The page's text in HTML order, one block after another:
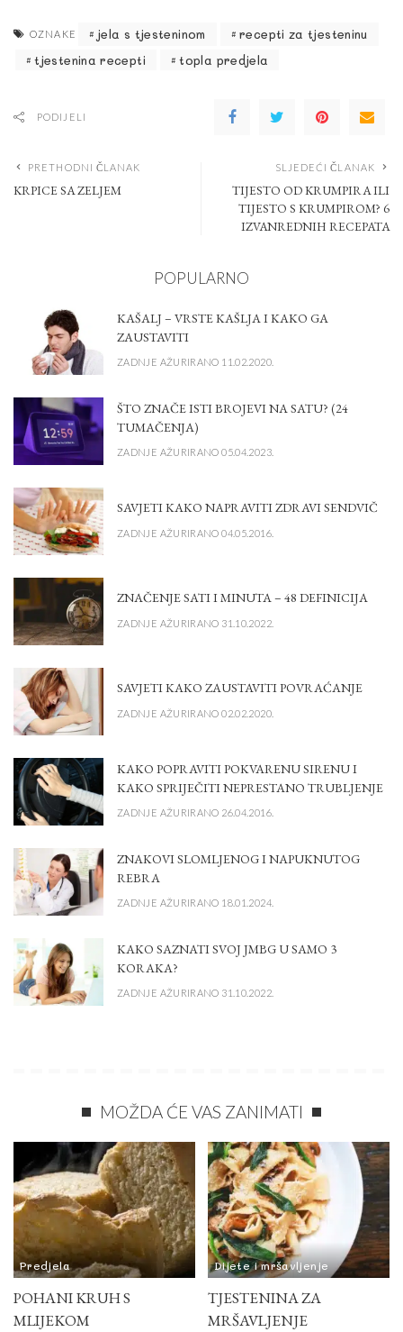
OZNAKE jela s tjesteninom
recepti za tjesteninu
tjestenina recepti
topla predjela
PODIJELI
PRETHODNI ČLANAK
KRPICE SA ZELJEM
SLJEDEĆI ČLANAK
TIJESTO OD KRUMPIRA ILI
TIJESTO S KRUMPIROM? 6
IZVANREDNIH RECEPATA
POPULARNO
KAŠALJ – VRSTE KAŠLJA I KAKO GA
ZAUSTAVITI
ZADNJE AŽURIRANO 11.02.2020.
ŠTO ZNAČE ISTI BROJEVI NA SATU? (24
TUMAČENJA)
ZADNJE AŽURIRANO 05.04.2023.
SAVJETI KAKO NAPRAVITI ZDRAVI SENDVIČ
ZADNJE AŽURIRANO 04.05.2016.
ZNAČENJE SATI I MINUTA – 48 DEFINICIJA
ZADNJE AŽURIRANO 31.10.2022.
SAVJETI KAKO ZAUSTAVITI POVRAĆANJE
ZADNJE AŽURIRANO 02.02.2020.
KAKO POPRAVITI POKVARENU SIRENU I
KAKO SPRIJEČITI NEPRESTANO TRUBLJENJE
ZADNJE AŽURIRANO 26.04.2016.
ZNAKOVI SLOMLJENOG I NAPUKNUTOG
REBRA
ZADNJE AŽURIRANO 18.01.2024.
KAKO SAZNATI SVOJ JMBG U SAMO 3
KORAKA?
ZADNJE AŽURIRANO 31.10.2022.
MOŽDA ĆE VAS ZANIMATI
Predjela
POHANI KRUH S
MLIJEKOM
Dijete i mršavljenje
TJESTENINA ZA
MRŠAVLJENJE